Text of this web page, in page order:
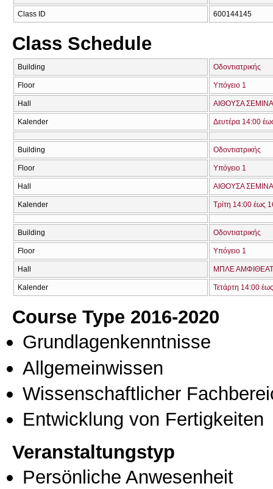
Class ID 600144145
Class Schedule
Building Οδοντιατρικής
Floor Υπόγειο 1
Hall ΑΙΘΟΥΣΑ
Kalender Δευτέρα 14:00
Building Οδοντιατρικής
Floor Υπόγειο 1
Hall ΑΙΘΟΥΣΑ
Kalender Τρίτη 14:00 έως
Building Οδοντιατρικής
Floor Υπόγειο 1
Hall ΜΠΛΕ
Kalender Τετάρτη 14:00
Course Type 2016-2020
Grundlagenkenntnisse
Allgemeinwissen
Wissenschaftlicher
Entwicklung von Fertigkeiten
Veranstaltungstyp
Persönliche Anwesenheit